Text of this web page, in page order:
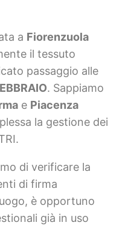
a Fiorenzuola
il tessuto
passaggio alle
. Sappiamo
e Piacenza
la gestione dei
di verificare la
di firma
è opportuno
già in uso